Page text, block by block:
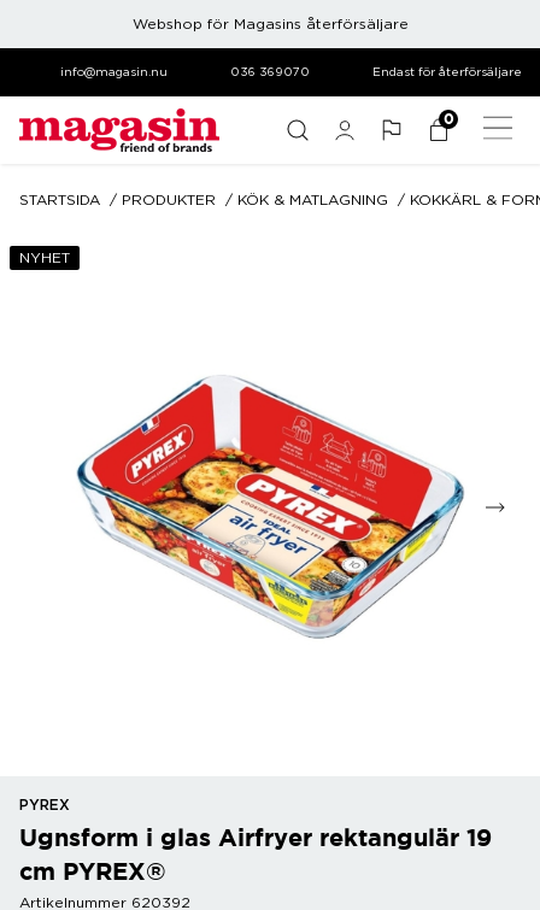
Webshop för Magasins återförsäljare
info@magasin.nu 036 369070 Endast för återförsäljare
0
STARTSIDA PRODUKTER KÖK & MATLAGNING KOKKÄRL &
NYHET
PYREX
Ugnsform i glas Airfryer rektangulär 19
cm PYREX®
Artikelnummer 620392